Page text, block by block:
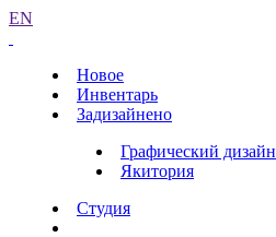
EN
Новое
Инвентарь
Задизайнено
Графический дизайн
Якитория
Студия